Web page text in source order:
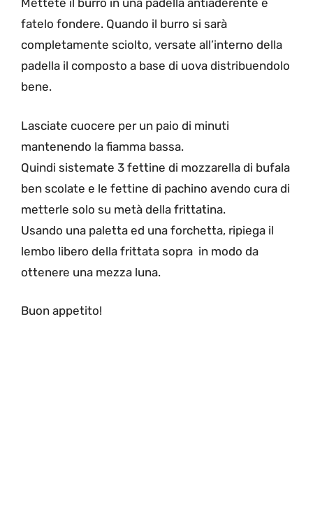
Mettete il burro in una padella antiaderente e
fatelo fondere. Quando il burro si sarà
completamente sciolto, versate all’interno della
padella il composto a base di uova distribuendolo
bene.
Lasciate cuocere per un paio di minuti
mantenendo la fiamma bassa.
Quindi sistemate 3 fettine di mozzarella di bufala
ben scolate e le fettine di pachino avendo cura di
metterle solo su metà della frittatina.
Usando una paletta ed una forchetta, ripiega il
lembo libero della frittata sopra in modo da
ottenere una mezza luna.
Buon appetito!